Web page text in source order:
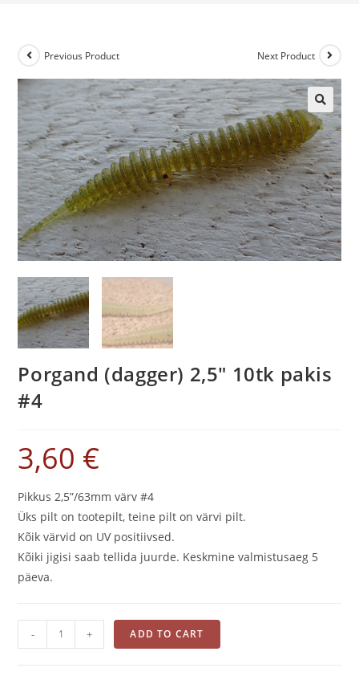
Previous Product Next Product
Porgand (dagger) 2,5″ 10tk pakis
#4
3,60 €
Pikkus 2,5”/63mm värv #4
Üks pilt on tootepilt, teine pilt on värvi pilt.
Kõik värvid on UV positiivsed.
Kõiki jigisi saab tellida juurde. Keskmine valmistusaeg 5
päeva.
Porgand
(dagger)
- + ADD TO CART